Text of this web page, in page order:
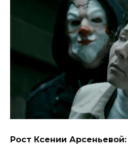
Рост Ксении Арсеньевой: